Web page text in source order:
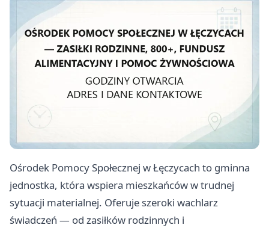
Ośrodek Pomocy Społecznej w Łęczycach to gminna
jednostka, która wspiera mieszkańców w trudnej
sytuacji materialnej. Oferuje szeroki wachlarz
świadczeń — od zasiłków rodzinnych i